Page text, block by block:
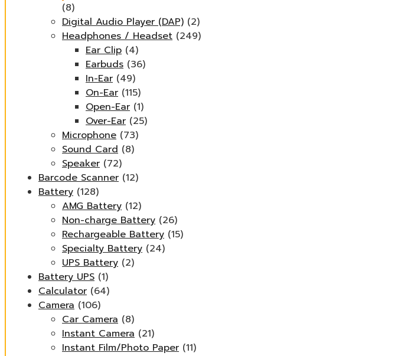
(8)
Digital Audio Player (DAP) (2)
Headphones / Headset (249)
Ear Clip (4)
Earbuds (36)
In-Ear (49)
On-Ear (115)
Open-Ear (1)
Over-Ear (25)
Microphone (73)
Sound Card (8)
Speaker (72)
Barcode Scanner (12)
Battery (128)
AMG Battery (12)
Non-charge Battery (26)
Rechargeable Battery (15)
Specialty Battery (24)
UPS Battery (2)
Battery UPS (1)
Calculator (64)
Camera (106)
Car Camera (8)
Instant Camera (21)
Instant Film/Photo Paper (11)